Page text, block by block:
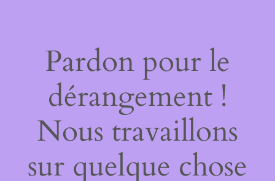
Pardon pour le
dérangement !
Nous travaillons
sur quelque chose